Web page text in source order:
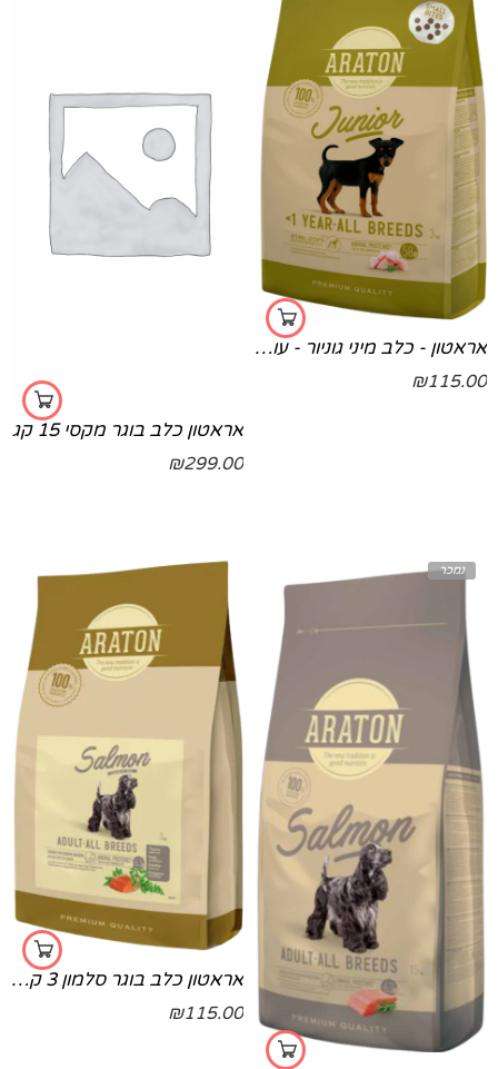
אראטון - כלב מיני גוניור - עוף 3 ק"ג
₪115.00
אראטון כלב בוגר מקסי 15 קג
₪299.00
נמכר
אראטון כלב בוגר סלמון 3 קילו 3 קג
₪115.00